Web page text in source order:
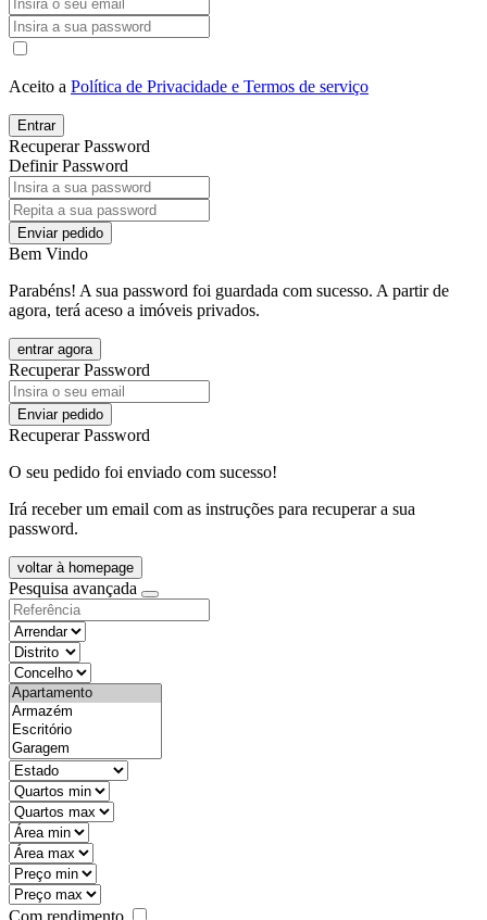
Aceito a Política de Privacidade e Termos de serviço
Entrar
Recuperar Password
Definir Password
Enviar pedido
Bem Vindo
Parabéns! A sua password foi guardada com sucesso. A partir de
agora, terá aceso a imóveis privados.
entrar agora
Recuperar Password
Enviar pedido
Recuperar Password
O seu pedido foi enviado com sucesso!
Irá receber um email com as instruções para recuperar a sua
password.
voltar à homepage
Pesquisa avançada
objective
districtId
countyId
types
state
mintypo
maxtypo
minarea
maxarea
minprice
maxprice
Com rendimento